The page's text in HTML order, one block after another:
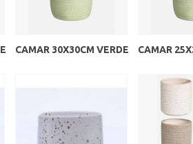
CAMAR 30X30CM VERDE CAMAR